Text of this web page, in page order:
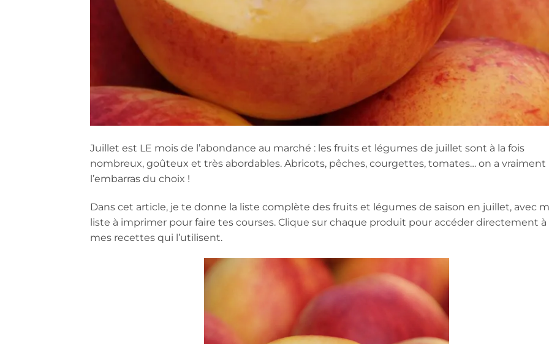
Juillet est LE mois de l’abondance au marché : les fruits et légumes de juillet sont à la fois
nombreux, goûteux et très abordables. Abricots, pêches, courgettes, tomates… on a vraiment
l’embarras du choix !
Dans cet article, je te donne la liste complète des fruits et légumes de saison en juillet, avec
liste à imprimer pour faire tes courses. Clique sur chaque produit pour accéder directement à
mes recettes qui l’utilisent.